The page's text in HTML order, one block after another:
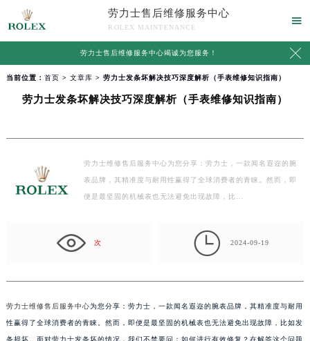
劳力士售后维修服务中心
ROLEX MAINTENANCE

劳力士售后维修服务中心竭诚为您服务！ 
当前位置： 首页 > 文章库 > 劳力士发条坏解决技巧深度解析（手表维修知识指南）
劳力士发条坏解决技巧深度解析（手表维修知识指南）
劳力士维修售后服务中心为您分享：劳力士，一款闻名遐迩的腕
表品牌，其精准度与耐用性赢得了全球消费者的青睐。然而，即
便是最坚固的机械表也无法避免出现故障，比…
次  2024-09-19
劳力士维修售后服务中心为您分享：劳力士，一款闻名遐迩的腕表品牌，其精准度与耐用
性赢得了全球消费者的青睐。然而，即便是最坚固的机械表也无法避免出现故障，比如发
条损坏。面对劳力士发条坏的情况，我们不禁要问：如何进行有效修复？在解答这个问题